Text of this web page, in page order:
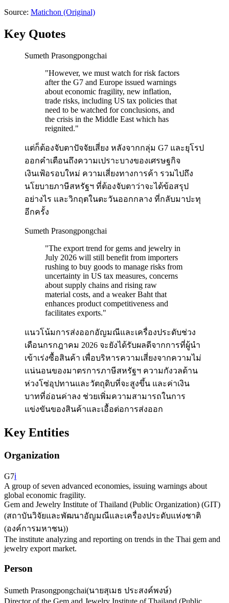
Source: Matichon (Original)
Key Quotes
Sumeth Prasongpongchai
"However, we must watch for risk factors
after the G7 and Europe issued warnings
about economic fragility, new inflation,
trade risks, including US tax policies that
need to be watched for conclusions, and
the crisis in the Middle East which has
reignited."
แต่ก็ต้องจับตาปัจจัยเสี่ยง หลังจากกลุ่ม G7 และยุโรป
ออกคำเตือนถึงความเปราะบางของเศรษฐกิจ
เงินเฟ้อรอบใหม่ ความเสี่ยงทางการค้า รวมไปถึง
นโยบายภาษีสหรัฐฯ ที่ต้องจับตาว่าจะได้ข้อสรุป
อย่างไร และวิกฤตในตะวันออกกลาง ที่กลับมาปะทุ
อีกครั้ง
Sumeth Prasongpongchai
"The export trend for gems and jewelry in
July 2026 will still benefit from importers
rushing to buy goods to manage risks from
uncertainty in US tax measures, concerns
about supply chains and rising raw
material costs, and a weaker Baht that
enhances product competitiveness and
facilitates exports."
แนวโน้มการส่งออกอัญมณีและเครื่องประดับช่วง
เดือนกรกฎาคม 2026 จะยังได้รับผลดีจากการที่ผู้นำ
เข้าเร่งซื้อสินค้า เพื่อบริหารความเสี่ยงจากความไม่
แน่นอนของมาตรการภาษีสหรัฐฯ ความกังวลด้าน
ห่วงโซ่อุปทานและวัตถุดิบที่จะสูงขึ้น และค่าเงิน
บาทที่อ่อนค่าลง ช่วยเพิ่มความสามารถในการ
แข่งขันของสินค้าและเอื้อต่อการส่งออก
Key Entities
Organization
G7ℹ️
A group of seven advanced economies, issuing warnings about
global economic fragility.
Gem and Jewelry Institute of Thailand (Public Organization) (GIT)
(สถาบันวิจัยและพัฒนาอัญมณีและเครื่องประดับแห่งชาติ
(องค์การมหาชน))
The institute analyzing and reporting on trends in the Thai gem and
jewelry export market.
Person
Sumeth Prasongpongchai(นายสุเมธ ประสงค์พงษ์)
Director of the Gem and Jewelry Institute of Thailand (Public